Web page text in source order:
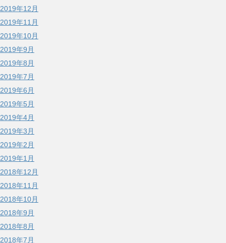
2019年12月
2019年11月
2019年10月
2019年9月
2019年8月
2019年7月
2019年6月
2019年5月
2019年4月
2019年3月
2019年2月
2019年1月
2018年12月
2018年11月
2018年10月
2018年9月
2018年8月
2018年7月